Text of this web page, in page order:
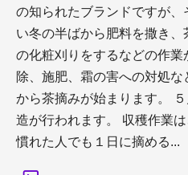
の知られたブランドですが
い冬の半ばから肥料を撒き
の化粧刈りをするなどの作
除、施肥、霜の害への対処
から茶摘みが始まります。
造が行われます。 収穫作業
慣れた人でも１日に摘める...